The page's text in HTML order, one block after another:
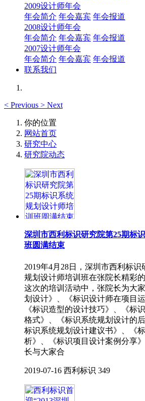
2009设计师年会
年会简介 年会嘉宾 年会报道
2008设计师年会
年会简介 年会嘉宾 年会报道
2007设计师年会
年会简介 年会嘉宾 年会报道
联系我们
< Previous > Next
你的位置
网站首页
研究中心
研究院动态
深圳市西利标识研究院第25期标
班圆满结束
2019年4月28日，深圳市西利标
规划设计师培训班在张院长精彩
这次的培训活动中，张院长为大
划设计》、《标识设计师在项目
《标识造型的设计技巧》、《标
格式》、《标识系统规划设计的
标识系统规划设计建议书》、《
析》、《标识项目设计案例分享
长与大家合
2019-07-16 西利标识 349